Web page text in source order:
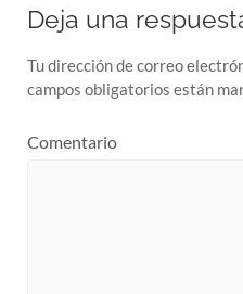
Deja una
Tu dirección de correo
campos obligatorios están
Comentario